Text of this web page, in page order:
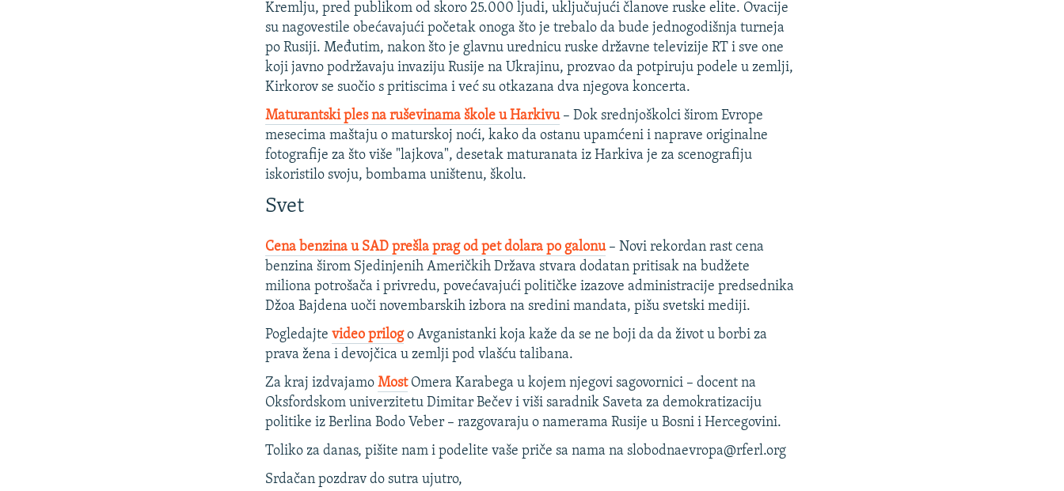
Kremlju, pred publikom od skoro 25.000 ljudi, uključujući članove ruske elite. Ovacije
su nagovestile obećavajući početak onoga što je trebalo da bude jednogodišnja turneja
po Rusiji. Međutim, nakon što je glavnu urednicu ruske državne televizije RT i sve one
koji javno podržavaju invaziju Rusije na Ukrajinu, prozvao da potpiruju podele u zemlji,
Kirkorov se suočio s pritiscima i već su otkazana dva njegova koncerta.
Maturantski ples na ruševinama škole u Harkivu– Dok srednjoškolci širom Evrope
mesecima maštaju o maturskoj noći, kako da ostanu upamćeni i naprave originalne
fotografije za što više "lajkova", desetak maturanata iz Harkiva je za scenografiju
iskoristilo svoju, bombama uništenu, školu.
Svet
Cena benzina u SAD prešla prag od pet dolara po galonu– Novi rekordan rast cena
benzina širom Sjedinjenih Američkih Država stvara dodatan pritisak na budžete
miliona potrošača i privredu, povećavajući političke izazove administracije predsednika
Džoa Bajdena uoči novembarskih izbora na sredini mandata, pišu svetski mediji.
Pogledajtevideo prilogo Avganistanki koja kaže da se ne boji da da život u borbi za
prava žena i devojčica u zemlji pod vlašću talibana.
Za kraj izdvajamoMost Omera Karabega u kojem njegovi sagovornici – docent na
Oksfordskom univerzitetu Dimitar Bečev i viši saradnik Saveta za demokratizaciju
politike iz Berlina Bodo Veber – razgovaraju o namerama Rusije u Bosni i Hercegovini.
Toliko za danas, pišite nam i podelite vaše priče sa nama na slobodnaevropa@rferl.org
Srdačan pozdrav do sutra ujutro,